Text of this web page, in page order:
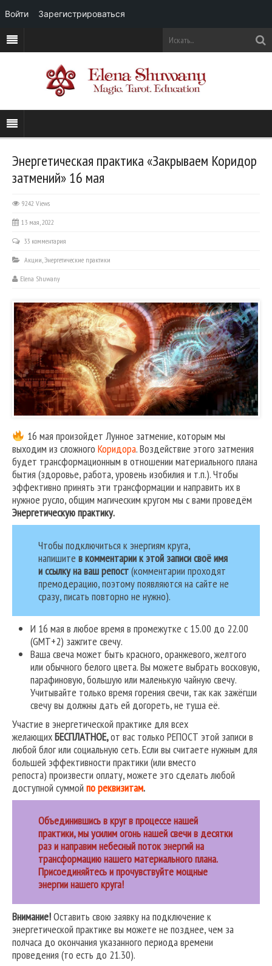
Энергетическая практика «Закрываем Коридор
затмений» 16 мая
9242 Views
13 мая, 2022
33 комментария
Акции,Энергетические практики
Elena Shuwany
16 мая произойдет Лунное затмение, которым мы
выходим из сложного Коридора. Воздействие этого затмения
будет трансформационным в отношении материального плана
бытия (здоровье, работа, уровень изобилия и т.п.). Чтобы
эффективно принять эти трансформации и направить их в
нужное русло, общим магическим кругом мы с вами проведём
Энергетическую практику.
Чтобы подключиться к энергиям круга,
напишите в комментарии к этой записи своё имя
и ссылку на ваш репост(комментарии проходят
премодерацию, поэтому появляются на сайте не
сразу, писать повторно не нужно).
И 16 мая в любое время в промежутке с 15.00 до 22.00
(GMT+2) зажгите свечу.
Ваша свеча может быть красного, оранжевого, желтого
или обычного белого цвета. Вы можете выбрать восковую,
парафиновую, большую или маленькую чайную свечу.
Учитывайте только время горения свечи, так как зажёгши
свечу вы должны дать ей догореть, не туша её.
Участие в энергетической практике для всех
желающихБЕСПЛАТНОЕ,от вас только РЕПОСТ этой записи в
любой блог или социальную сеть. Если вы считаете нужным для
большей эффективности практики (или вместо
репоста) произвести оплату, можете это сделать любой
доступной суммой по реквизитам.
Объединившись в круг в процессе нашей
практики, мы усилим огонь нашей свечи в десятки
раз и направим небесный поток энергий на
трансформацию нашего материального плана.
Присоединяйтесь и прочувствуйте мощные
энергии нашего круга!
Внимание!Оставить свою заявку на подключение к
энергетической практике вы можете не позднее, чем за
полчаса до окончания указанного периода времени
проведения (то есть до 21.30).
Войти Зарегистрироваться